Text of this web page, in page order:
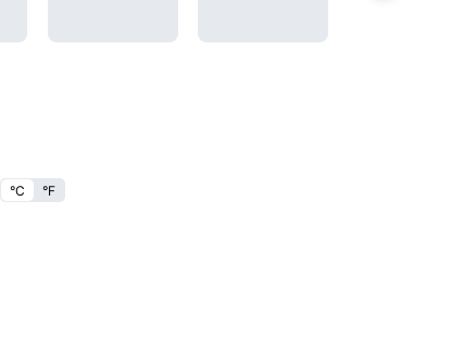
°C °F